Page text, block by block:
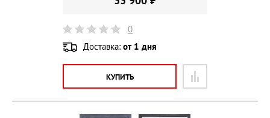
0
Доставка: от 1 дня
КУПИТЬ